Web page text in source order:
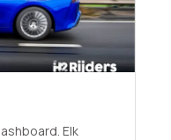
Elk